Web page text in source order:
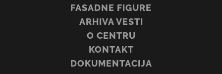
FASADNE FIGURE
ARHIVA VESTI
O CENTRU
KONTAKT
DOKUMENTACIJA